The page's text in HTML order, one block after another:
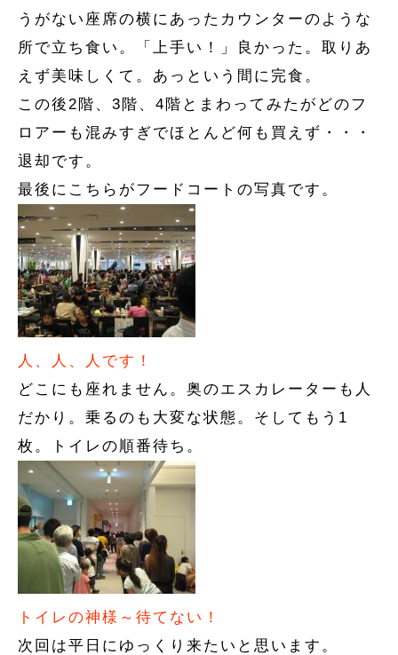
うがない座席の横にあったカウンターのような
所で立ち食い。「上手い！」良かった。取りあ
えず美味しくて。あっという間に完食。
この後2階、3階、4階とまわってみたがどのフ
ロアーも混みすぎでほとんど何も買えず・・・
退却です。
最後にこちらがフードコートの写真です。
人、人、人です！
どこにも座れません。奥のエスカレーターも人
だかり。乗るのも大変な状態。そしてもう1
枚。トイレの順番待ち。
トイレの神様～待てない！
次回は平日にゆっくり来たいと思います。